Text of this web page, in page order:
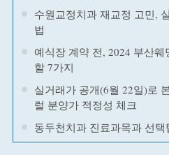
수원교정치과 재교정 고민,
법
예식장 계약 전, 2024 부산
할 7가지
실거래가 공개(6월 22일)로
럴 분양가 적정성 체크
동두천치과 진료과목과 선택